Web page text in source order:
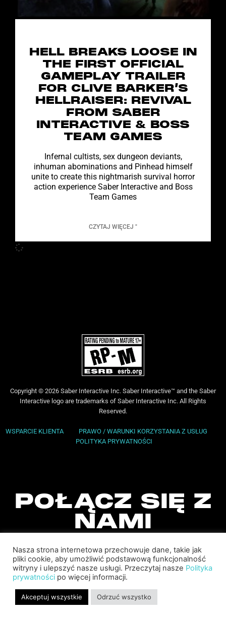
HELL BREAKS LOOSE IN
THE FIRST OFFICIAL
GAMEPLAY TRAILER
FOR CLIVE BARKER’S
HELLRAISER: REVIVAL
FROM SABER
INTERACTIVE & BOSS
TEAM GAMES
Infernal cultists, sex dungeon deviants,
inhuman abominations and Pinhead himself
unite to create this nightmarish survival horror
action experience Saber Interactive and Boss
Team Games
CZYTAJ WIĘCEJ "
Copyright © 2026 Saber Interactive Inc. Saber Interactive™ and the Saber
Interactive logo are trademarks of Saber Interactive Inc. All Rights
Reserved.
WSPARCIE KLIENTA
PRAWO / WARUNKI KORZYSTANIA Z USŁUG
POLITYKA PRYWATNOŚCI
POŁĄCZ SIĘ Z
NAMI
Nasza strona internetowa przechowuje dane, takie jak
pliki cookie, aby umożliwić podstawową funkcjonalność
witryny i ulepszyć nasze usługi. Przeczytaj nasze Polityka
prywatności po więcej informacji.
Akceptuj wszystkie Odrzuć wszystko